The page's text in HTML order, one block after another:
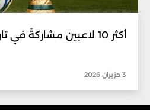
أكثر 10 لاعبين مشاركةً في تاريخ المونديال
3 حزيران 2026